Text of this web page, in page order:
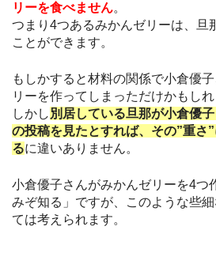
リーを食べません。
つまり4つあるみかんゼリーは、旦
ことができます。
もしかすると材料の関係で小倉優
リーを作ってしまっただけかもしれ
しかし 別居している旦那が小倉優
の投稿を見たとすれば、その”重さ
るに違いありません。
小倉優子さんがみかんゼリーを4つ
みぞ知る」ですが、このような些
ては考えられます。